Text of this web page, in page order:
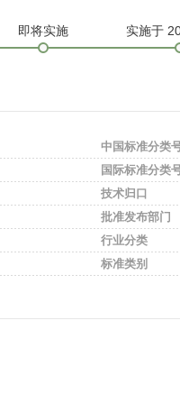
即将实施 实施于
中国标准分类
国际标准分类
技术归口
批准发布部门
行业分类
标准类别